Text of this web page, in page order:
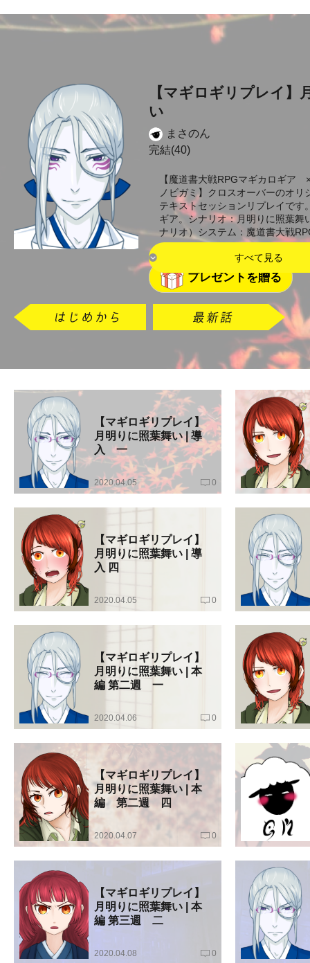
【マギロギリプレイ】
い
まさのん
完結(40)
【魔道書大戦RPGマギカロギ
ノビガミ】クロスオーバーのオリ
テキストセッションリプレイです
ギア。シナリオ：月明りに照葉舞
ナリオ）システム：魔道書大戦
すべて見る
プレゼントを贈る
【マギロギリプレイ】
月明りに照葉舞い | 導
入 一
2020.04.05 0
【マギロギリプレイ】
月明りに照葉舞い | 導
入 四
2020.04.05 0
【マギロギリプレイ】
月明りに照葉舞い | 本
編 第二週 一
2020.04.06 0
【マギロギリプレイ】
月明りに照葉舞い | 本
編 第二週 四
2020.04.07 0
【マギロギリプレイ】
月明りに照葉舞い | 本
編 第三週 二
2020.04.08 0